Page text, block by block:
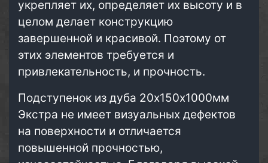
укрепляет их, определяет их высоту и в
целом делает конструкцию
завершенной и красивой. Поэтому от
этих элементов требуется и
привлекательность, и прочность.
Подступенок из дуба 20х150х1000мм
Экстра не имеет визуальных дефектов
на поверхности и отличается
повышенной прочностью,